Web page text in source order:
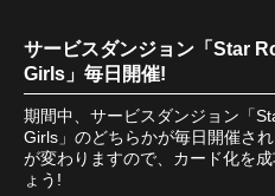
サービスダンジョン「Star
Girls」毎日開催!
期間中、サービスダンジョン「
Girls」のどちらかが毎日開催さ
が変わりますので、カード化を
ょう!